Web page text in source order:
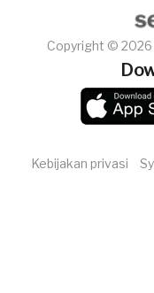
Copyright © 2026
Kebijakan privasi